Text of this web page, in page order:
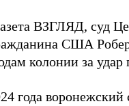
ВЗГЛЯД, суд
США
колонии за удар
года воронежский